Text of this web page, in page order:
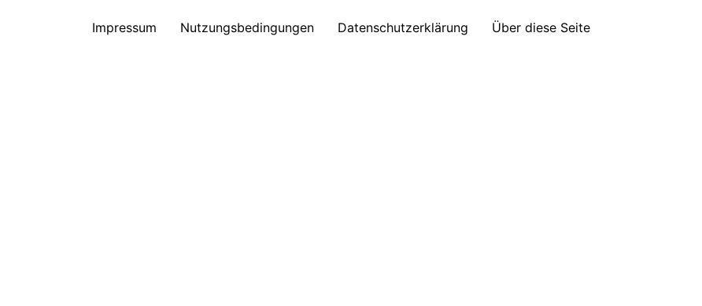
Impressum Nutzungsbedingungen Datenschutzerklärung Über diese Seite